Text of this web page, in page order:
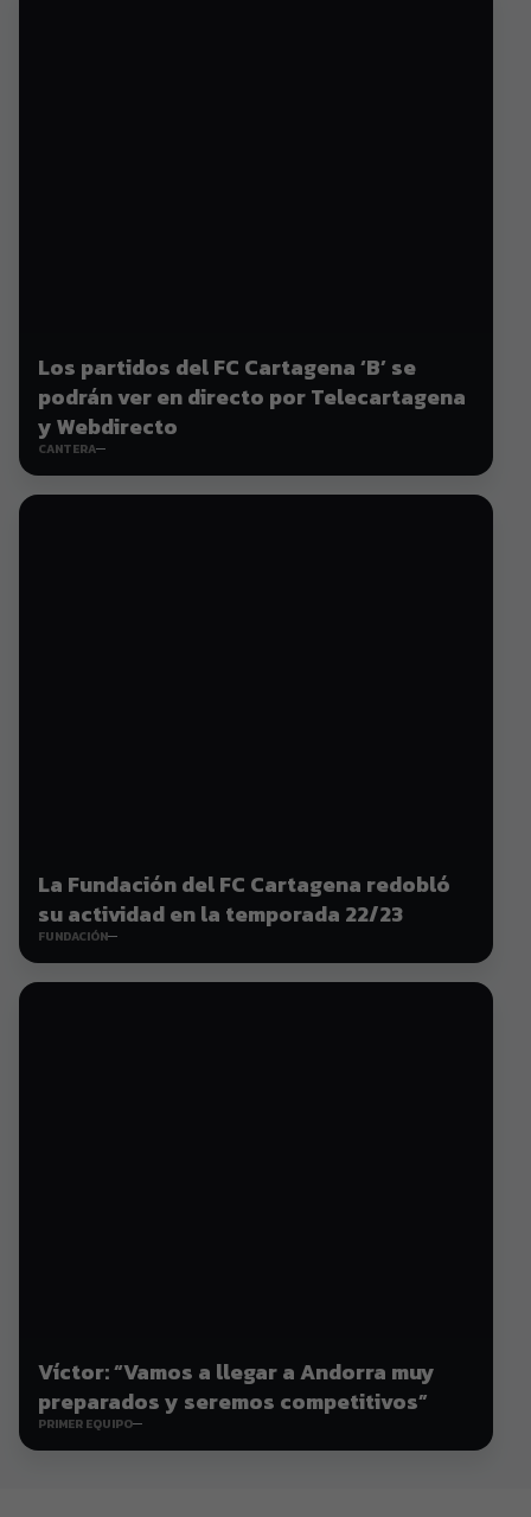
Los partidos del FC Cartagena ‘B’ se
podrán ver en directo por Telecartagena
y Webdirecto
CANTERA
La Fundación del FC Cartagena redobló
su actividad en la temporada 22/23
FUNDACIÓN
Víctor: “Vamos a llegar a Andorra muy
preparados y seremos competitivos”
PRIMER EQUIPO